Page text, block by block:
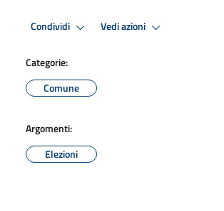
Condividi Vedi azioni
Categorie:
Comune
Argomenti:
Elezioni